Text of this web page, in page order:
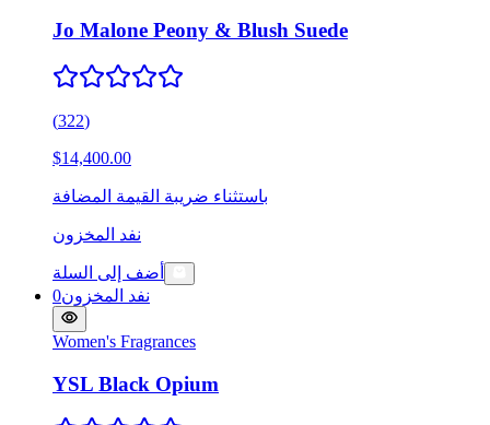
Jo Malone Peony & Blush Suede
(322)
$14,400.00
باستثناء ضريبة القيمة المضافة
نفد المخزون
أضف إلى السلة
نفد المخزون0
Women's Fragrances
YSL Black Opium